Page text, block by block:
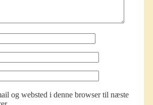
og websted i denne browser til næste